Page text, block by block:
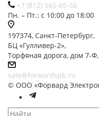
+7 (812) 565-65-56
Пн. – Пт.: с 10:00 до 18:00
197374, Санкт-Петербург,
БЦ «Гулливер-2»,
Торфяная дорога, дом 7-
sale@forwardspb.ru
© ООО «Форвард